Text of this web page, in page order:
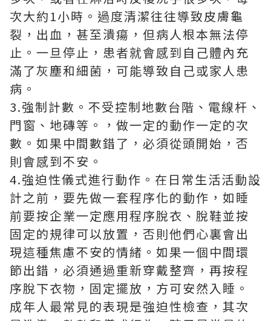
次大約1小時。過度清潔往往導致皮膚龜
裂，出血，甚至潰瘍，但病人根本無法停
止。一旦停止，患者就會感到自己體內充
滿了灰塵和細菌，可能導致自己或家人患
病。
3.強制計數。不受控制地數台階、電線杆、
門窗、地磚等。，做一定的動作一定的次
數。如果中間數錯了，必須從頭開始，否
則會感到不安。
4.強迫性儀式進行動作。在日常生活活動設
計之前，要先做一套程序化的動作，如睡
前要按企業一定應用程序脫衣、脫鞋並按
固定的規律可以放置，否則他們心裏會出
現這種焦慮不安的情緒。如果一個中間環
節出錯，必須通過重新穿戴整齊，再按程
序脫下衣物，固定擺放，方可安然入睡。
成年人最常見的表現是強迫性檢查，其次